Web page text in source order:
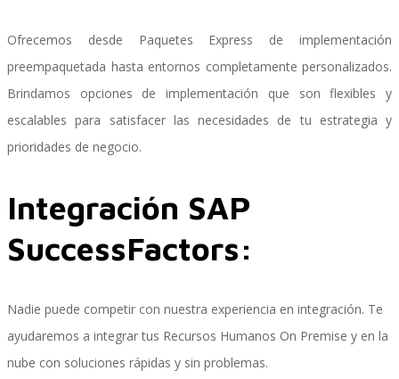
SAP Travel OnDemand
Cloud Conveyer
SAP Onpremise Servicios y Productos
SAP S/4 HANA Finanzas
Ofrecemos desde Paquetes Express de implementación
preempaquetada hasta entornos completamente personalizados.
Brindamos opciones de implementación que son flexibles y
escalables para satisfacer las necesidades de tu estrategia y
prioridades de negocio.
Integración SAP
SuccessFactors:
Nadie puede competir con nuestra experiencia en integración. Te
ayudaremos a integrar tus Recursos Humanos On Premise y en la
nube con soluciones rápidas y sin problemas.